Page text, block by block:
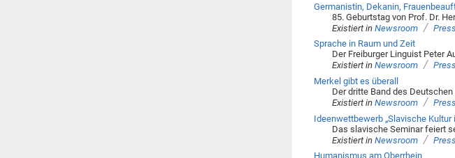
Germanistin, Dekanin,
85. Geburtstag von Prof. Dr.
Existiert in Newsroom /
Sprache in Raum und Zeit
Der Freiburger Linguist Peter
Existiert in Newsroom /
Merkel gibt es überall
Der dritte Band des
Existiert in Newsroom /
Ideenwettbewerb „Slavische Kultur
Das slavische Seminar feiert
Existiert in Newsroom /
Humanismus am Oberrhein